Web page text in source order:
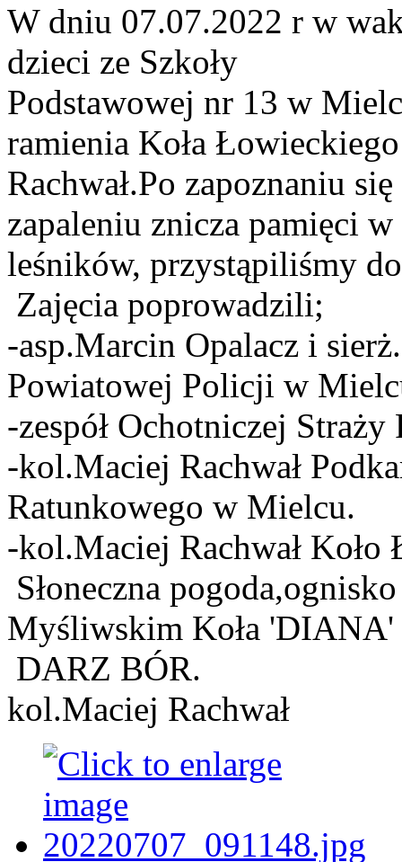
W dniu 07.07.2022 r w
dzieci ze Szkoły
Podstawowej nr 13 w
ramienia Koła
Rachwał.Po zapoznaniu
zapaleniu znicza pamięci
leśników, przystąpiliśmy
Zajęcia poprowadzili;
-asp.Marcin Opalacz i
Powiatowej Policji w
-zespół Ochotniczej
-kol.Maciej Rachwał
Ratunkowego w Mielcu.
-kol.Maciej Rachwał
Słoneczna
Myśliwskim Koła
DARZ BÓR.
kol.Maciej Rachwał